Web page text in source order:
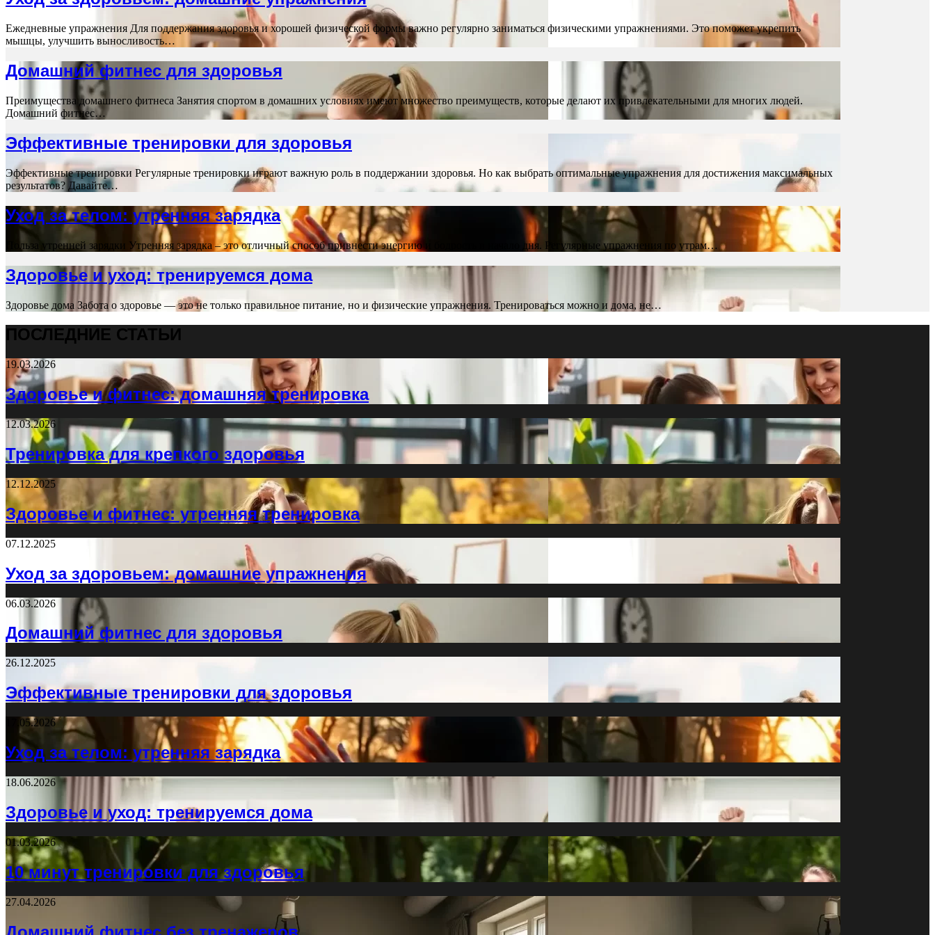
Ежедневные упражнения Для поддержания здоровья и хорошей физической формы важно регулярно заниматься физическими упражнениями. Это поможет укрепить
мышцы, улучшить выносливость…
Домашний фитнес для здоровья
Преимущества домашнего фитнеса Занятия спортом в домашних условиях имеют множество преимуществ, которые делают их привлекательными для многих людей.
Домашний фитнес…
Эффективные тренировки для здоровья
Эффективные тренировки Регулярные тренировки играют важную роль в поддержании здоровья. Но как выбрать оптимальные упражнения для достижения максимальных
результатов? Давайте…
Уход за телом: утренняя зарядка
Польза утренней зарядки Утренняя зарядка – это отличный способ привнести энергию и бодрость в начало дня. Регулярные упражнения по утрам…
Здоровье и уход: тренируемся дома
Здоровье дома Забота о здоровье — это не только правильное питание, но и физические упражнения. Тренироваться можно и дома, не…
ПОСЛЕДНИЕ СТАТЬИ
19.03.2026
Здоровье и фитнес: домашняя тренировка
12.03.2026
Тренировка для крепкого здоровья
12.12.2025
Здоровье и фитнес: утренняя тренировка
07.12.2025
Уход за здоровьем: домашние упражнения
06.03.2026
Домашний фитнес для здоровья
26.12.2025
Эффективные тренировки для здоровья
17.05.2026
Уход за телом: утренняя зарядка
18.06.2026
Здоровье и уход: тренируемся дома
01.03.2026
10 минут тренировки для здоровья
27.04.2026